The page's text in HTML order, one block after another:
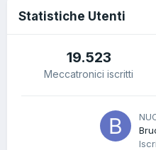
Statistiche Utenti
19.523
Meccatronici iscritti